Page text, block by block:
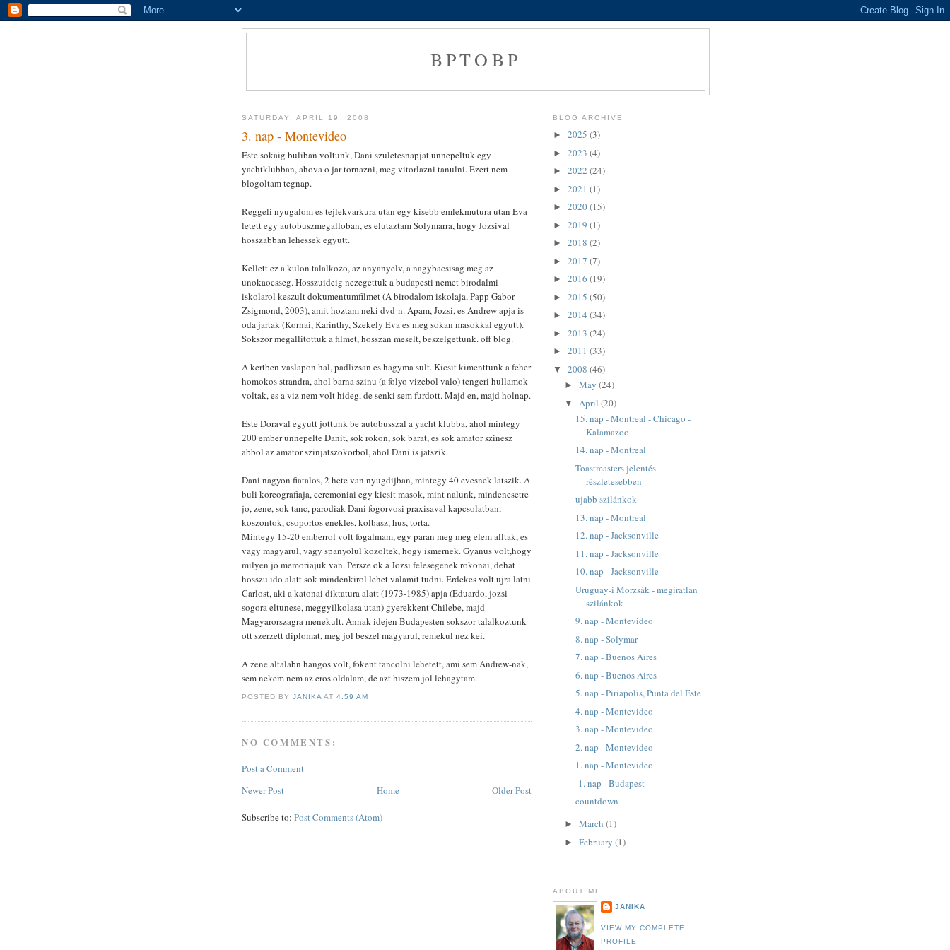
BPTOBP
SATURDAY, APRIL 19, 2008
3. nap - Montevideo
Este sokaig buliban voltunk, Dani szuletesnapjat unnepeltuk egy
yachtklubban, ahova o jar tornazni, meg vitorlazni tanulni. Ezert nem
blogoltam tegnap.
Reggeli nyugalom es tejlekvarkura utan egy kisebb emlekmutura utan Eva
letett egy autobuszmegalloban, es elutaztam Solymarra, hogy Jozsival
hosszabban lehessek egyutt.
Kellett ez a kulon talalkozo, az anyanyelv, a nagybacsisag meg az
unokaocsseg. Hosszuideig nezegettuk a budapesti nemet birodalmi
iskolarol keszult dokumentumfilmet (A birodalom iskolaja, Papp Gabor
Zsigmond, 2003), amit hoztam neki dvd-n. Apam, Jozsi, es Andrew apja is
oda jartak (Kornai, Karinthy, Szekely Eva es meg sokan masokkal egyutt).
Sokszor megallitottuk a filmet, hosszan meselt, beszelgettunk. off blog.
A kertben vaslapon hal, padlizsan es hagyma sult. Kicsit kimenttunk a feher
homokos strandra, ahol barna szinu (a folyo vizebol valo) tengeri hullamok
voltak, es a viz nem volt hideg, de senki sem furdott. Majd en, majd holnap.
Este Doraval egyutt jottunk be autobusszal a yacht klubba, ahol mintegy
200 ember unnepelte Danit, sok rokon, sok barat, es sok amator szinesz
abbol az amator szinjatszokorbol, ahol Dani is jatszik.
Dani nagyon fiatalos, 2 hete van nyugdijban, mintegy 40 evesnek latszik. A
buli koreografiaja, ceremoniai egy kicsit masok, mint nalunk, mindenesetre
jo, zene, sok tanc, parodiak Dani fogorvosi praxisaval kapcsolatban,
koszontok, csoportos enekles, kolbasz, hus, torta.
Mintegy 15-20 emberrol volt fogalmam, egy paran meg meg elem alltak, es
vagy magyarul, vagy spanyolul kozoltek, hogy ismernek. Gyanus volt,hogy
milyen jo memoriajuk van. Persze ok a Jozsi felesegenek rokonai, dehat
hosszu ido alatt sok mindenkirol lehet valamit tudni. Erdekes volt ujra latni
Carlost, aki a katonai diktatura alatt (1973-1985) apja (Eduardo, jozsi
sogora eltunese, meggyilkolasa utan) gyerekkent Chilebe, majd
Magyarorszagra menekult. Annak idejen Budapesten sokszor talalkoztunk
ott szerzett diplomat, meg jol beszel magyarul, remekul nez kei.
A zene altalabn hangos volt, fokent tancolni lehetett, ami sem Andrew-nak,
sem nekem nem az eros oldalam, de azt hiszem jol lehagytam.
POSTED BYJANIKA AT4:59 AM
NO COMMENTS:
Post a Comment
Newer Post
Older Post
Home
Subscribe to: Post Comments (Atom)
BLOG ARCHIVE
► 2025 (3)
► 2023 (4)
► 2022 (24)
► 2021 (1)
► 2020(15)
► 2019 (1)
► 2018 (2)
► 2017 (7)
► 2016 (19)
► 2015 (50)
► 2014 (34)
► 2013 (24)
► 2011 (33)
▼ 2008 (46)
► May (24)
▼ April (20)
15. nap - Montreal - Chicago -
Kalamazoo
14. nap - Montreal
Toastmasters jelentés
részletesebben
ujabb szilánkok
13. nap - Montreal
12. nap - Jacksonville
11. nap - Jacksonville
10. nap - Jacksonville
Uruguay-i Morzsák - megíratlan
szilánkok
9. nap - Montevideo
8. nap - Solymar
7. nap - Buenos Aires
6. nap - Buenos Aires
5. nap - Piriapolis, Punta del Este
4. nap - Montevideo
3. nap - Montevideo
2. nap - Montevideo
1. nap - Montevideo
-1. nap - Budapest
countdown
► March (1)
► February (1)
ABOUT ME
JANIKA
VIEW MY COMPLETE
PROFILE